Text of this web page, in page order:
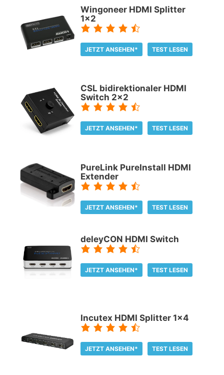
Wingoneer HDMI Splitter
1x2
JETZT ANSEHEN* TEST LESEN
CSL bidirektionaler HDMI
Switch 2x2
JETZT ANSEHEN* TEST LESEN
PureLink PureInstall HDMI
Extender
JETZT ANSEHEN* TEST LESEN
deleyCON HDMI Switch
JETZT ANSEHEN* TEST LESEN
Incutex HDMI Splitter 1x4
JETZT ANSEHEN* TEST LESEN